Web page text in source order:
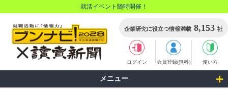
就活イベント随時開催！
企業研究に役立つ情報満載 8,153 社
ログイン 会員登録(無料) 使い方
メニュー